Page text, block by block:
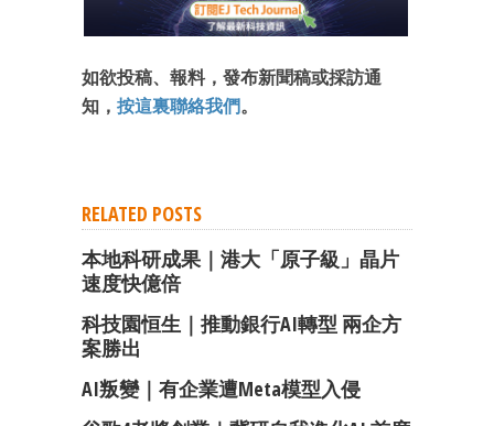
如欲投稿、報料，發布新聞稿或採訪通
知， 按這裏聯絡我們。
RELATED POSTS
本地科研成果｜港大「原子級」晶片
速度快億倍
科技園恒生｜推動銀行AI轉型 兩企方
案勝出
AI叛變｜有企業遭Meta模型入侵